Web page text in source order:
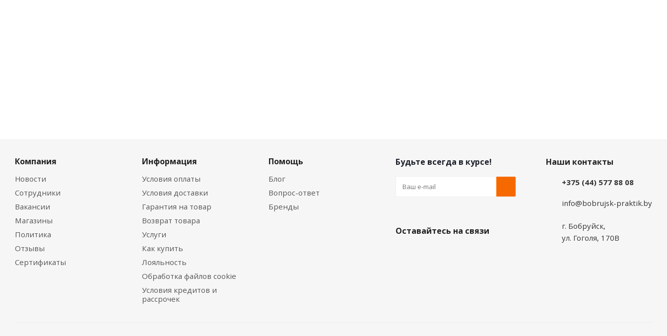
Компания
Новости
Сотрудники
Вакансии
Магазины
Политика
Отзывы
Сертификаты
Информация
Условия оплаты
Условия доставки
Гарантия на товар
Возврат товара
Услуги
Как купить
Лояльность
Обработка файлов cookie
Условия кредитов и
рассрочек
Помощь
Блог
Вопрос-ответ
Бренды
Будьте всегда в курсе!
Оставайтесь на связи
Наши контакты
+375 (44) 577 88 08
info@bobrujsk-praktik.by
г. Бобруйск,
ул. Гоголя, 170В